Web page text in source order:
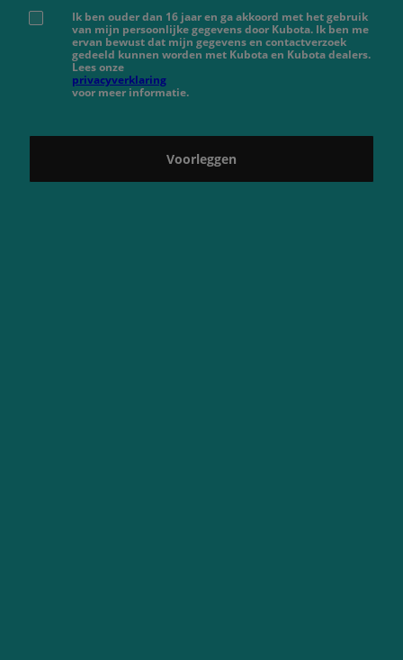
Ik ben ouder dan 16 jaar en ga akkoord met het gebruik
van mijn persoonlijke gegevens door Kubota. Ik ben me
ervan bewust dat mijn gegevens en contactverzoek
gedeeld kunnen worden met Kubota en Kubota dealers.
Lees onze
privacyverklaring
voor meer informatie.
Voorleggen